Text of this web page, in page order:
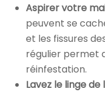
Aspirer votre
peuvent se
et les fissures
régulier permet
réinfestation.
Lavez le linge